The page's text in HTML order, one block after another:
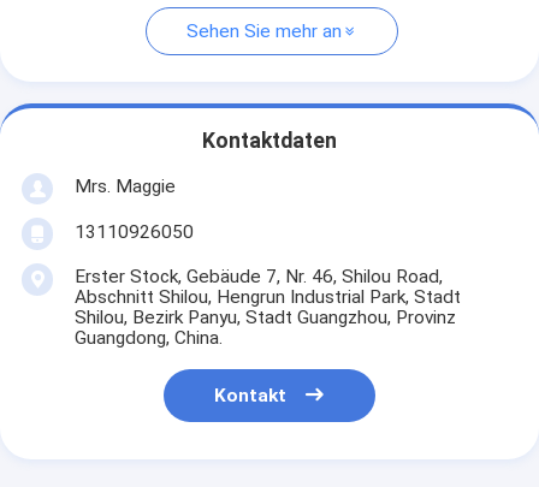
Sehen Sie mehr an
Kontaktdaten
Mrs. Maggie
13110926050
Erster Stock, Gebäude 7, Nr. 46, Shilou Road,
Abschnitt Shilou, Hengrun Industrial Park, Stadt
Shilou, Bezirk Panyu, Stadt Guangzhou, Provinz
Guangdong, China.
Kontakt